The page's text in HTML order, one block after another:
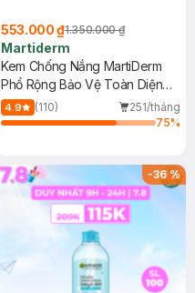
553.000 ₫1.350.000 ₫
Martiderm
Kem Chống Nắng MartiDerm
Phổ Rộng Bảo Vệ Toàn Diện
40ml
4.9 (110)
251/tháng
75%
-36%